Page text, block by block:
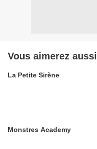
Vous aimerez aussi
La Petite Sirène
Monstres Academy